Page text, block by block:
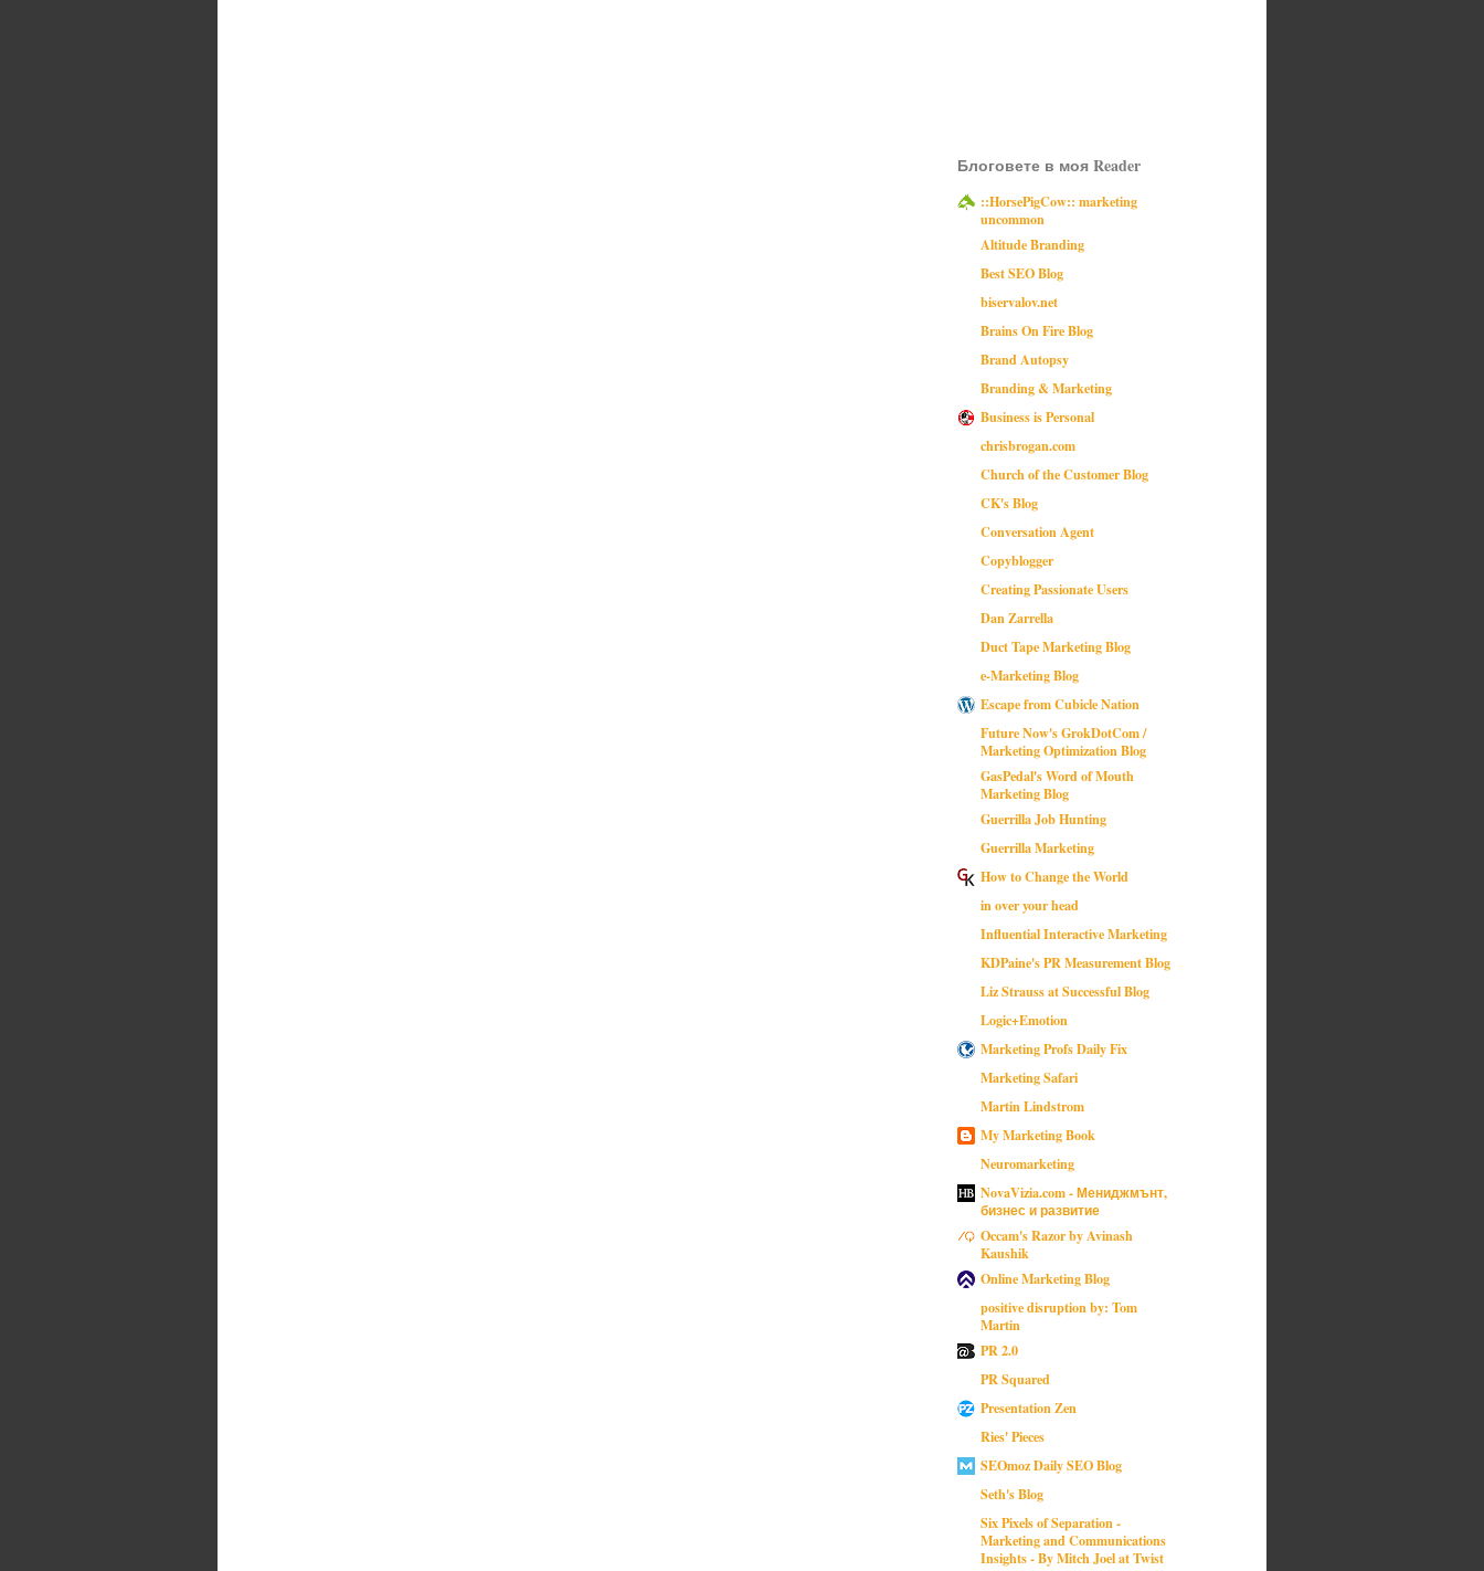
Блоговете в моя Reader
::HorsePigCow:: marketing
uncommon
Altitude Branding
Best SEO Blog
biservalov.net
Brains On Fire Blog
Brand Autopsy
Branding & Marketing
Business is Personal
chrisbrogan.com
Church of the Customer Blog
CK's Blog
Conversation Agent
Copyblogger
Creating Passionate Users
Dan Zarrella
Duct Tape Marketing Blog
e-Marketing Blog
Escape from Cubicle Nation
Future Now's GrokDotCom /
Marketing Optimization Blog
GasPedal's Word of Mouth
Marketing Blog
Guerrilla Job Hunting
Guerrilla Marketing
How to Change the World
in over your head
Influential Interactive Marketing
KDPaine's PR Measurement Blog
Liz Strauss at Successful Blog
Logic+Emotion
Marketing Profs Daily Fix
Marketing Safari
Martin Lindstrom
My Marketing Book
Neuromarketing
NovaVizia.com - Мениджмънт,
бизнес и развитие
Occam's Razor by Avinash
Kaushik
Online Marketing Blog
positive disruption by: Tom
Martin
PR 2.0
PR Squared
Presentation Zen
Ries' Pieces
SEOmoz Daily SEO Blog
Seth's Blog
Six Pixels of Separation -
Marketing and Communications
Insights - By Mitch Joel at Twist